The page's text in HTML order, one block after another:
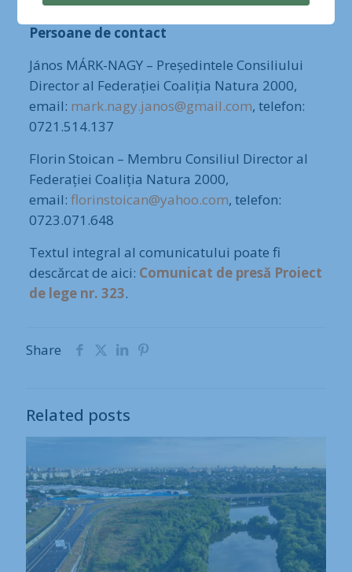
Persoane de contact
János MÁRK-NAGY – Președintele Consiliului
Director al Federației Coaliția Natura 2000,
email: mark.nagy.janos@gmail.com, telefon:
0721.514.137
Florin Stoican – Membru Consiliul Director al
Federației Coaliția Natura 2000,
email: florinstoican@yahoo.com, telefon:
0723.071.648
Textul integral al comunicatului poate fi
descărcat de aici: Comunicat de presă Proiect
de lege nr. 323.
Share
Related posts